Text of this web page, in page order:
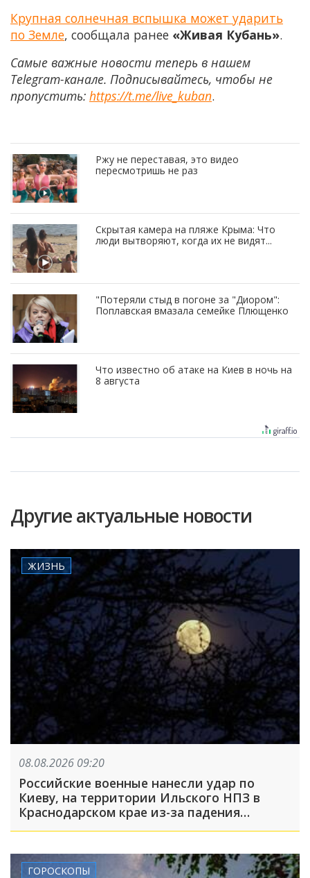
Крупная солнечная вспышка может ударить
по Земле, сообщала ранее «Живая Кубань».
Самые важные новости теперь в нашем
Telegram-канале. Подписывайтесь, чтобы не
пропустить: https://t.me/live_kuban.
Ржу не переставая, это видео
пересмотришь не раз
Скрытая камера на пляже Крыма: Что
люди вытворяют, когда их не видят...
"Потеряли стыд в погоне за "Диором":
Поплавская вмазала семейке Плющенко
Что известно об атаке на Киев в ночь на
8 августа
Другие актуальные новости
ЖИЗНЬ
08.08.2026 09:20
Российские военные нанесли удар по
Киеву, на территории Ильского НПЗ в
Краснодарском крае из-за падения
обломков БПЛА пострадали пять человек:
ГОРОСКОПЫ